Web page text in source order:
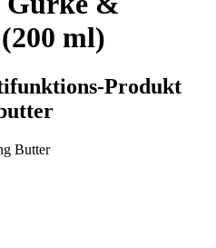
ml)
Produkt
Butter